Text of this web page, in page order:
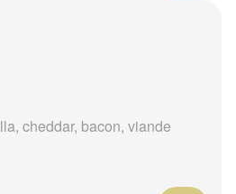
cheddar, bacon, viande